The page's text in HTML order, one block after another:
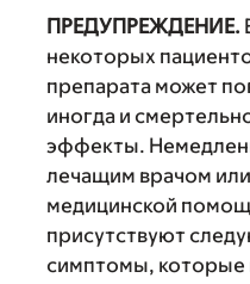
ПРЕДУПРЕЖДЕНИЕ.
некоторых
препарата может
иногда и
эффекты.
лечащим врачом
медицинской
присутствуют
симптомы, которые